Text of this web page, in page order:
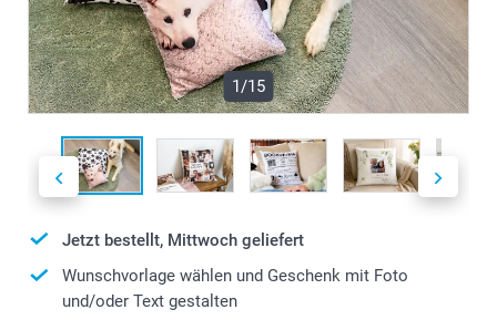
1/15
Jetzt bestellt, Mittwoch geliefert
Wunschvorlage wählen und Geschenk mit Foto
und/oder Text gestalten